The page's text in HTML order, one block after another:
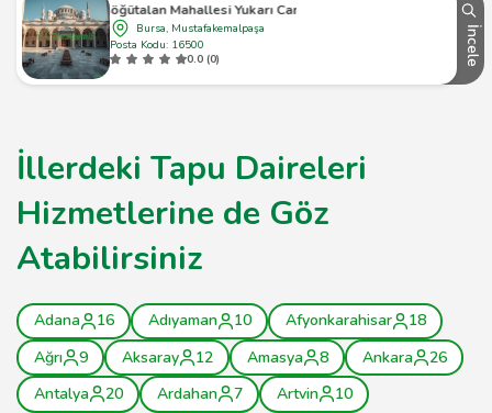
Söğütalan Mahallesi Yukarı Camii
Bursa, Mustafakemalpaşa
Posta Kodu: 16500
0.0 (0)
İncele
İllerdeki Tapu Daireleri
Hizmetlerine de Göz
Atabilirsiniz
Adana 16 Adıyaman 10 Afyonkarahisar
18
Ağrı
9 Aksaray 12 Amasya 8 Ankara
26
Antalya
20 Ardahan 7 Artvin 10